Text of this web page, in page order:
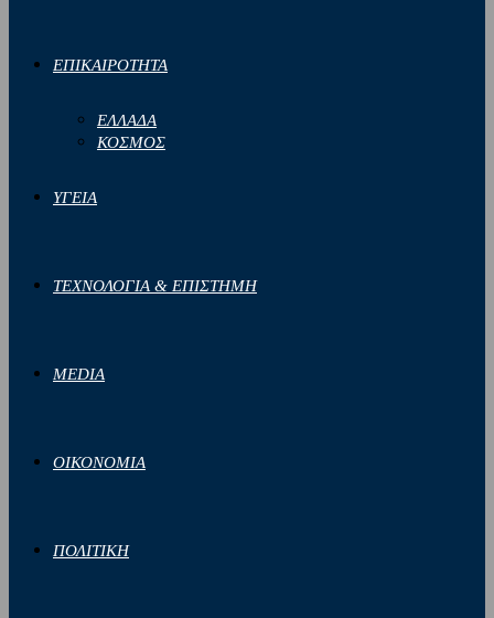
ΕΠΙΚΑΙΡΟΤΗΤΑ
ΕΛΛΑΔΑ
ΚΟΣΜΟΣ
ΥΓΕΙΑ
ΤΕΧΝΟΛΟΓΙΑ & ΕΠΙΣΤΗΜΗ
MEDIA
ΟΙΚΟΝΟΜΙΑ
ΠΟΛΙΤΙΚΗ